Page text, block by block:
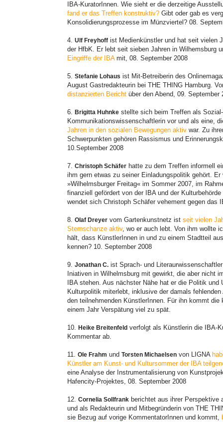
IBA-KuratorInnen. Wie sieht er die derzeitige
fand er das Treffen konstruktiv? Gibt oder gab es
Konsolidierungsprozesse im Münzviertel? 08.
4. Ulf Freyhoff ist Medienkünstler und hat seit vielen
der HfbK. Er lebt seit sieben Jahren in Wilhemsburg
Eingriffe der IBAmit, 08. September 2008
5. Stefanie Lohaus ist Mit-Betreiberin des
August Gastredakteurin bei THE THING Hamburg.
distanzierten Bericht über den Abend, 09. September
6. Brigitta Huhnke stellte sich beim Treffen als
Kommunikationswissenschaftlerin vor und als eine,
Jahren in den sozialen Bewegungen aktiv war. Zu
Schwerpunkten gehören Rassismus und
10.September 2008
7. Christoph Schäfer hatte zu dem Treffen informell
ihm gern etwas zu seiner Einladungspolitik gehört. Er
»Wilhelmsburger Freitag« im Sommer 2007, im
finanziell gefördert von der IBA und der
wendet sich Christoph Schäfer vehement gegen das
8. Olaf Dreyer vom Gartenkunstnetz ist seit vielen
Sternschanze aktiv, wo er auch lebt. Von ihm wollte
hält, dass KünstlerInnen in und zu einem Stadtteil
kennen? 10. September 2008
9. Jonathan C. ist Sprach- und
Iniativen in Wilhelmsburg mit gewirkt, die aber nicht
IBA stehen. Aus nächster Nähe hat er die Politik und
Kulturpolitik miterlebt, inklusive der damals
den teilnehmenden KünstlerInnen. Für ihn kommt
einem Jahr Verspätung viel zu spät.
10. Heike Breitenfeld verfolgt als Künstlerin die IBA-
Kommentar ab.
11. Ole Frahm und Torsten Michaelsen von LIGNA
Künstler am Kunst- und Kultursommer der IBA
eine Analyse der Instrumentalisierung von
Hafencity-Projektes, 08. September 2008
12. Cornelia Sollfrank berichtet aus ihrer Perspektive
und als Redakteurin und Mitbegründerin von THE
sie Bezug auf vorige KommentatorInnen und kommt,